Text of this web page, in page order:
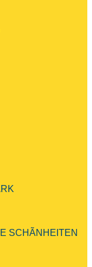
SCHÃNHEITEN